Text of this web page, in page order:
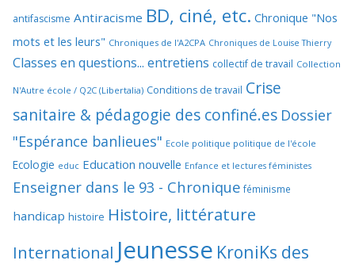
antifascisme Antiracisme BD, ciné, etc. Chronique "Nos
mots et les leurs" Chroniques de l'A2CPA Chroniques de Louise Thierry
Classes en questions... entretiens collectif de travail Collection
N'Autre école / Q2C (Libertalia) Conditions de travail Crise
sanitaire & pédagogie des confiné.es Dossier
"Espérance banlieues" Ecole politique politique de l'école
Ecologie educ Education nouvelle Enfance et lectures féministes
Enseigner dans le 93 - Chronique féminisme
handicap histoire Histoire, littérature
International Jeunesse KroniKs des